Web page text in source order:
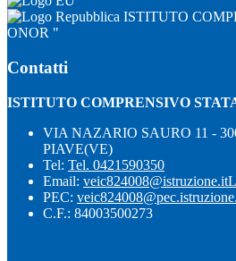
ISTITUTO
ONOR "
Contatti
ISTITUTO COMPRENSIVO
VIA NAZARIO SAURO 11 -
PIAVE(VE)
Tel: Tel. 0421590350
Email: veic824008@istruzione.it
PEC:
C.F.: 84003500273